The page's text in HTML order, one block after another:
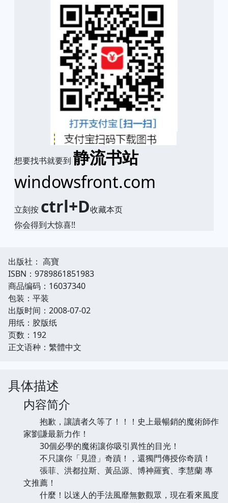
想要找书就要到 静流书站
windowsfront.com
立刻按 ctrl+D收藏本页
你会得到大惊喜!!
出版社： 高寶
ISBN：9789861851983
商品编码：16037340
包装：平装
出版时间：2008-07-02
用纸：胶版纸
页数：192
正文语种：繁體中文
具体描述
内容简介
抱歉，讓讀者久等了！！！史上最暢銷的魔術師作
家劉謙最新力作！
30個必學的魔術讓你吸引異性的目光！
不只讓你「見證」奇蹟！，還獨門傳授你奇蹟！
張菲、洪都拉斯、黃品源、博神羅賓、李慧蘭 專
文推薦！
什麼！以迷人的手法風靡無數觀眾，現在看來風度